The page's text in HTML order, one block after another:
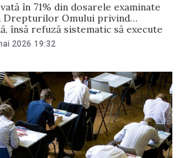
în 71% din dosarele examinate
Drepturilor Omului privind
însă refuză sistematic să execute
unui raport publicat pe 28 mai de
2026 19:32